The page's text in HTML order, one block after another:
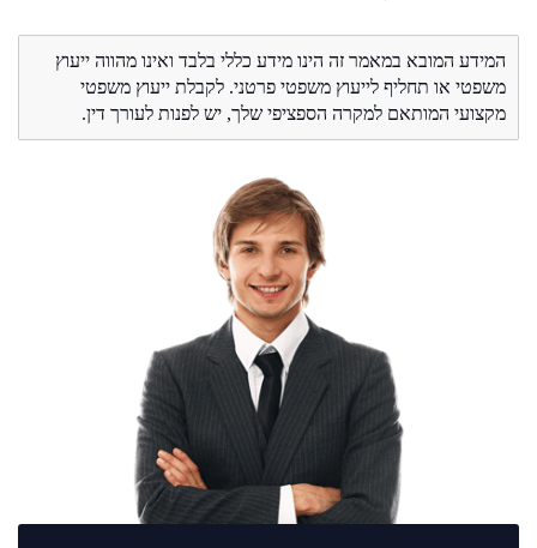
המידע המובא במאמר זה הינו מידע כללי בלבד ואינו מהווה ייעוץ
משפטי או תחליף לייעוץ משפטי פרטני. לקבלת ייעוץ משפטי
מקצועי המותאם למקרה הספציפי שלך, יש לפנות לעורך דין.